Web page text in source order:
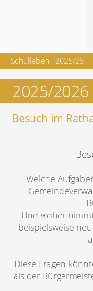
Schulleben 2025/26
2025/2026
Besuch im
Welche
Und woher
beispielsweise
Diese Fragen
als der